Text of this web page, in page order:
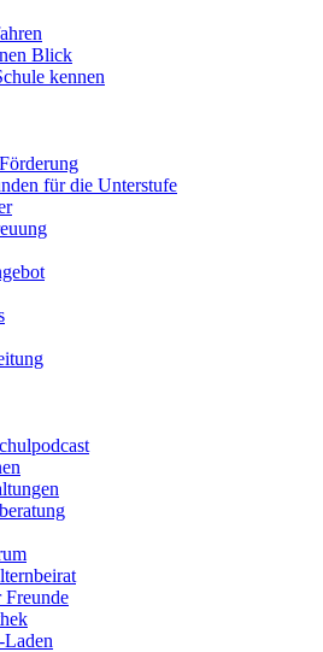
Blick
kennen
für die Unterstufe
Freunde